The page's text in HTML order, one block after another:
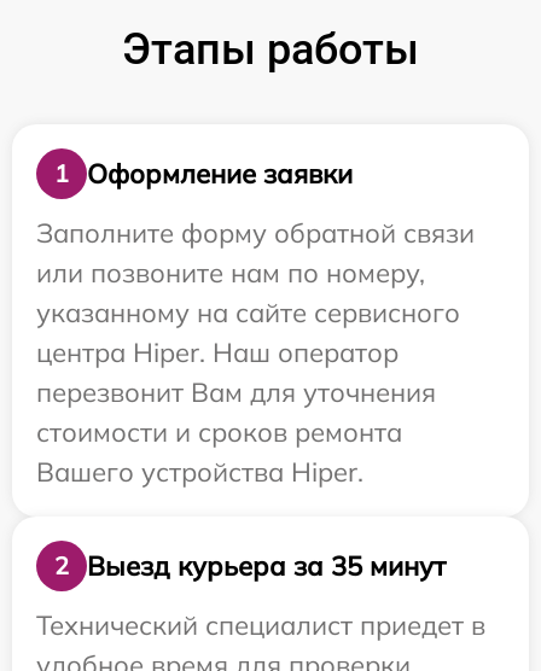
Этапы работы
1
Оформление заявки
Заполните форму обратной связи
или позвоните нам по номеру,
указанному на сайте сервисного
центра Hiper. Наш оператор
перезвонит Вам для уточнения
стоимости и сроков ремонта
Вашего устройства Hiper.
2
Выезд курьера за 35 минут
Технический специалист приедет в